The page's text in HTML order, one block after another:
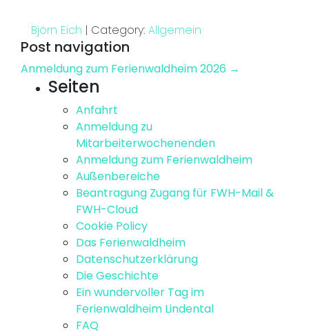
Björn Eich | Category: Allgemein
Post navigation
Anmeldung zum Ferienwaldheim 2026 →
Seiten
Anfahrt
Anmeldung zu
Mitarbeiterwochenenden
Anmeldung zum Ferienwaldheim
Außenbereiche
Beantragung Zugang für FWH-Mail &
FWH-Cloud
Cookie Policy
Das Ferienwaldheim
Datenschutzerklärung
Die Geschichte
Ein wundervoller Tag im
Ferienwaldheim Lindental
FAQ